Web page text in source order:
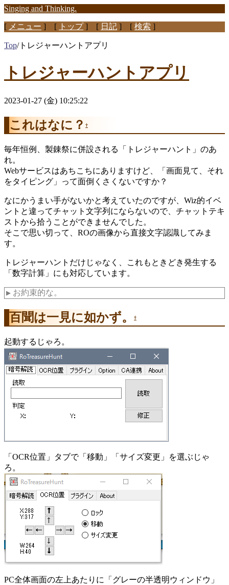
Singing and Thinking.
[ メニュー ] [ トップ] [ 日記 ] [ 検索 ]
Top/トレジャーハントアプリ
トレジャーハントアプリ
2023-01-27 (金) 10:25:22
これはなに？ †
毎年恒例、製錬祭に併設される「トレジャーハント」のあ
れ。
Webサービスはあちこちにありますけど、「画面見て、それ
をタイピング」って面倒くさくないですか？
なにかうまい手がないかと考えていたのですが、Wiz的イベ
ントと違ってチャット文字列にならないので、チャットテキ
ストから拾うことができませんでした。
そこで思い切って、ROの画像から直接文字認識してみま
す。
トレジャーハントだけじゃなく、これもときどき発生する
「数字計算」にも対応しています。
▼ お約束的な。
百聞は一見に如かず。 †
起動するじゃろ。
「OCR位置」タブで「移動」「サイズ変更」を選ぶじゃ
ろ。
PC全体画面の左上あたりに「グレーの半透明ウィンドウ」